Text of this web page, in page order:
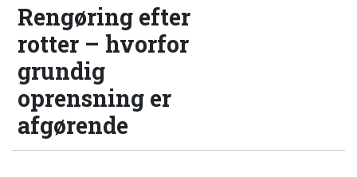
Rengøring efter
rotter – hvorfor
grundig
oprensning er
afgørende